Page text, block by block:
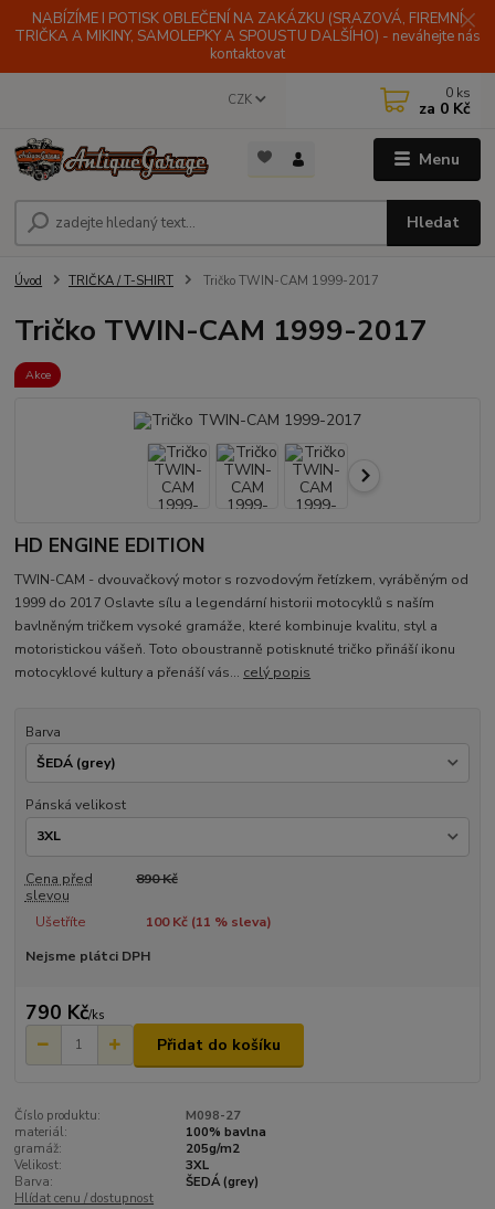
NABÍZÍME I POTISK OBLEČENÍ NA ZAKÁZKU (SRAZOVÁ, FIREMNÍ
TRIČKA A MIKINY, SAMOLEPKY A SPOUSTU DALŠÍHO) - neváhejte nás
kontaktovat
Menu
CZK
Hledat
0 ks
za 0 Kč
Úvod TRIČKA / T-SHIRT Tričko TWIN-CAM 1999-2017
Tričko TWIN-CAM 1999-2017
Akce
HD ENGINE EDITION
TWIN-CAM - dvouvačkový motor s rozvodovým řetízkem, vyráběným od
1999 do 2017 Oslavte sílu a legendární historii motocyklů s naším
bavlněným tričkem vysoké gramáže, které kombinuje kvalitu, styl a
motoristickou vášeň. Toto oboustranně potisknuté tričko přináší ikonu
motocyklové kultury a přenáší vás... celý popis
Barva
Pánská velikost
Cena před
slevou
890 Kč
Ušetříte 100 Kč (11 % sleva)
Nejsme plátci DPH
790 Kč/ks
Přidat do košíku
Číslo produktu:
M098-27
materiál:
100% bavlna
gramáž:
205g/m2
Velikost:
3XL
Barva:
ŠEDÁ (grey)
Hlídat cenu / dostupnost